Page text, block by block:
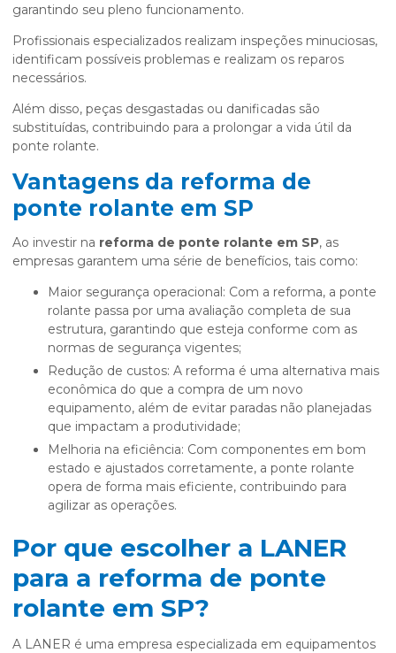
garantindo seu pleno funcionamento.
Profissionais especializados realizam inspeções minuciosas,
identificam possíveis problemas e realizam os reparos
necessários.
Além disso, peças desgastadas ou danificadas são
substituídas, contribuindo para a prolongar a vida útil da
ponte rolante.
Vantagens da reforma de
ponte rolante em SP
Ao investir na reforma de ponte rolante em SP, as
empresas garantem uma série de benefícios, tais como:
Maior segurança operacional: Com a reforma, a ponte
rolante passa por uma avaliação completa de sua
estrutura, garantindo que esteja conforme com as
normas de segurança vigentes;
Redução de custos: A reforma é uma alternativa mais
econômica do que a compra de um novo
equipamento, além de evitar paradas não planejadas
que impactam a produtividade;
Melhoria na eficiência: Com componentes em bom
estado e ajustados corretamente, a ponte rolante
opera de forma mais eficiente, contribuindo para
agilizar as operações.
Por que escolher a LANER
para a reforma de ponte
rolante em SP?
A LANER é uma empresa especializada em equipamentos